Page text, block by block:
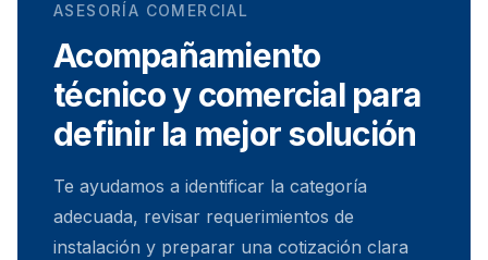
ASESORÍA COMERCIAL
Acompañamiento
técnico y comercial para
definir la mejor solución
Te ayudamos a identificar la categoría
adecuada, revisar requerimientos de
instalación y preparar una cotización clara